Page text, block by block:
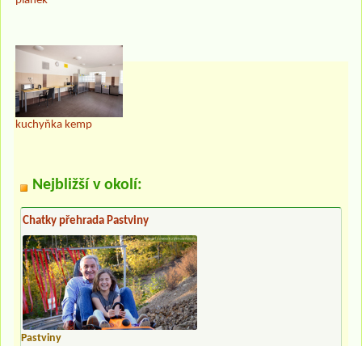
kuchyňka kemp
Nejbližší v okolí:
Chatky přehrada Pastviny
Pastviny